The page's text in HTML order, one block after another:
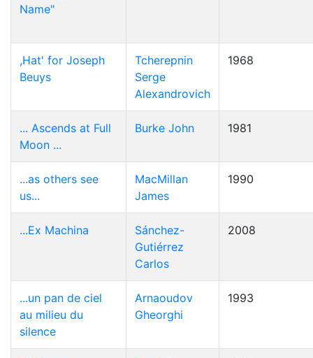
Name"
,Hat' for Joseph
Beuys
Tcherepnin
Serge
Alexandrovich
1968
... Ascends at Full
Moon ...
Burke John 1981
...as others see
us...
MacMillan
James
1990
...Ex Machina
Sánchez-
Gutiérrez
Carlos
2008
...un pan de ciel
au milieu du
silence
Arnaoudov
Gheorghi
1993